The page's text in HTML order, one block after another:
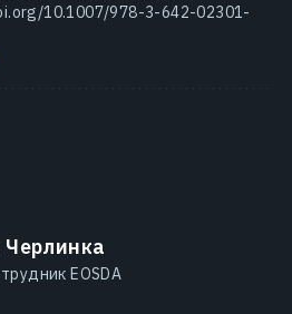
10.1007/978-3-642-02301-
EOSDA